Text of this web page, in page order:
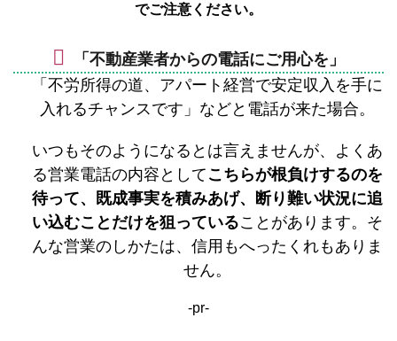
でご注意ください。
「不動産業者からの電話にご用心を」
「不労所得の道、アパート経営で安定収入を手に
入れるチャンスです」などと電話が来た場合。
いつもそのようになるとは言えませんが、よくあ
る営業電話の内容として こちらが根負けするのを
待って、既成事実を積みあげ、断り難い状況に追
い込むことだけを狙っていることがあります。そ
んな営業のしかたは、信用もへったくれもありま
せん。
-pr-